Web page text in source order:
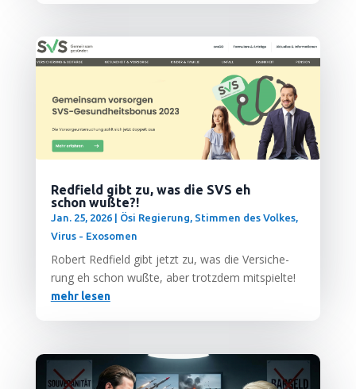
Redfield gibt zu, was die SVS eh
schon wußte?!
Jan. 25, 2026| Ösi Regierung, Stimmen des Volkes,
Virus - Exosomen
Robert Red­field gibt jetzt zu, was die Ver­si­che­
rung eh schon wuß­te, aber trotz­dem mitspielte!
mehr lesen